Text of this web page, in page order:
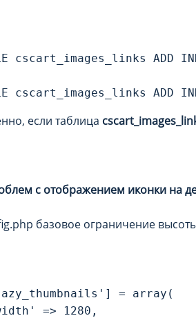
cscart_images_links ADD
если таблица
с отображением иконки на
базовое ограничение
= array(
=> 1280,